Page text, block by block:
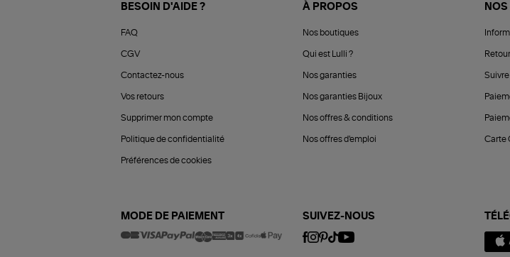
BESOIN D'AIDE ?
FAQ
CGV
Contactez-nous
Vos retours
Supprimer mon compte
Politique de confidentialité
Préférences de cookies
À PROPOS
Nos boutiques
Qui est Lulli ?
Nos garanties
Nos garanties Bijoux
Nos offres & conditions
Nos offres d'emploi Carte
MODE DE PAIEMENT SUIVEZ-NOUS